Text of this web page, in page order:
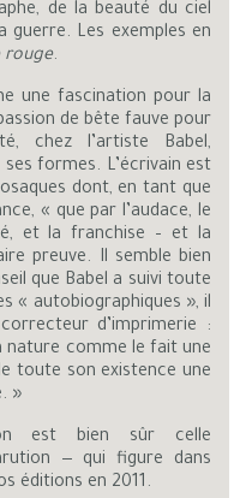
de la beauté du ciel
guerre. Les exemples en
rouge.
une fascination pour la
de bête fauve pour
chez l’artiste Babel,
formes. L’écrivain est
dont, en tant que
« que par l’audace, le
et la franchise – et la
preuve. Il semble bien
que Babel a suivi toute
« autobiographiques », il
d’imprimerie :
nature comme le fait une
toute son existence une
»
est bien sûr celle
— qui figure dans
éditions en 2011.